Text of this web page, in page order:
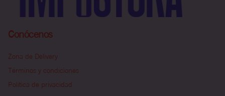
Conócenos
Zona de Delivery
Términos y condiciones
Política de privacidad